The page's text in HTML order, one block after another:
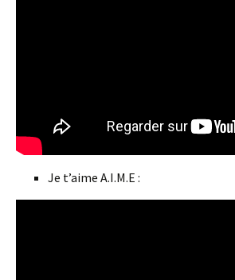
Je t’aime A.I.M.E :